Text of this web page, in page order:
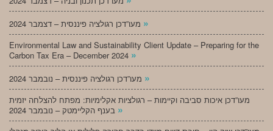
»
Environmental Law and Sustainability Client Update – Preparing for the
Carbon Tax Era – December 2024 »
»
מעו”דכן איכות סביבה וקיימות – רגולציות אקלימיות: מפתח להצלחה יזמית
»